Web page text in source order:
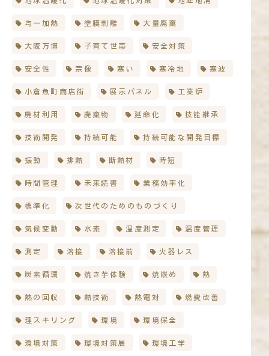
均一加熱 塗膜剥離 大量廃棄
大阪万博 子育て世帯 安全対策
安全性 宗像 寒い 寒冷地 寒波
小倉魚町商店街 展示パネル 工業炉
廃材利用 廃棄物 延命化 技能継承
技術開発 持続可能 持続可能な開発目標
振動 排熱 断熱材 時短
時間管理 未来読書 業務効率化
標準化 次世代のためのものづくり
気候変動 水素 温度測定 温度管理
測定 溶接 溶接前 火器レス
炭素循環 焼き芋体験 焼嵌め 熱
熱の回収 熱技術 熱電対 燃費改善
理スキリング 環境 環境保全
環境対策 環境対策展 環境工学